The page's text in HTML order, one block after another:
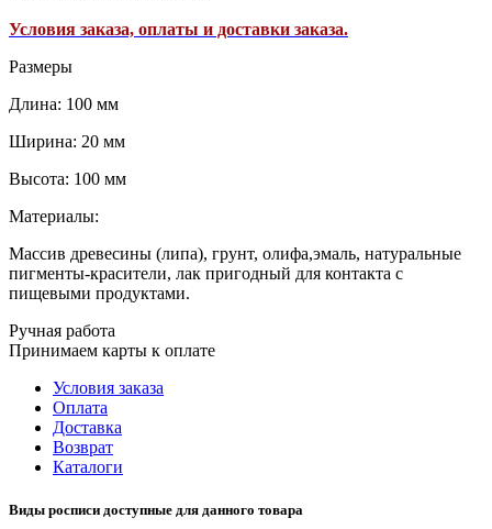
Условия заказа, оплаты и доставки заказа.
Размеры
Длина: 100 мм
Ширина: 20 мм
Высота: 100 мм
Материалы:
Массив древесины (липа), грунт, олифа,эмаль, натуральные
пигменты-красители, лак пригодный для контакта с
пищевыми продуктами.
Ручная работа
Принимаем карты к оплате
Условия заказа
Оплата
Доставка
Возврат
Каталоги
Виды росписи доступные для данного товара